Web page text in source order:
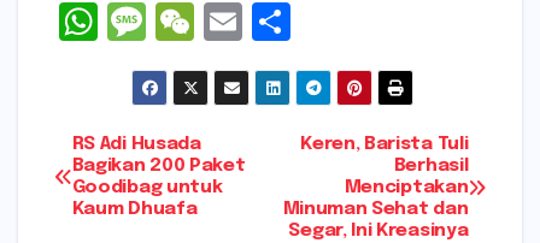
W
ts
A
p
M
e
s
s
a
g
W
e
C
h
a
t
E
m
ai
h
ar
e
Navigasi
pos
Keren, Barista Tuli
Berhasil
Menciptakan
Minuman Sehat dan
Segar, Ini Kreasinya
RS Adi Husada
Bagikan 200 Paket
Goodibag untuk
Kaum Dhuafa